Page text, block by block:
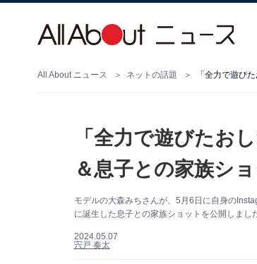
All About ニュース ネットの話題 「全力で遊び
「全力で遊びたお
＆息子との家族シ
モデルの大森みちさんが、5月6日に自身の
に誕生した息子との家族ショットを公開しまし
2024.05.07
宍戸 奏太